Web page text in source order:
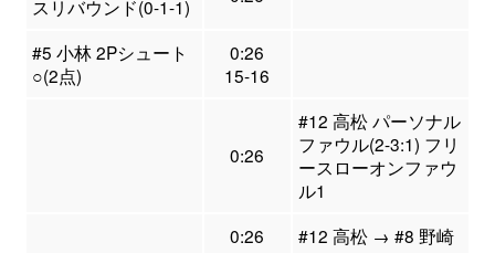
スリバウンド(0-1-1)
#5 小林 2Pシュート
○(2点)
0:26
15-16
0:26
#12 高松 パーソナル
ファウル(2-3:1) フリ
ースローオンファウ
ル1
0:26
#12 高松 → #8 野崎